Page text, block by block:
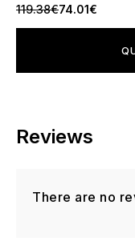
119.38€74.01€
Reviews
There are no